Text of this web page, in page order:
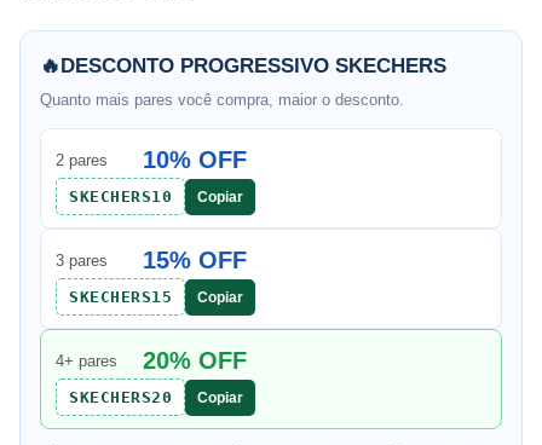
🔥DESCONTO PROGRESSIVO SKECHERS
Quanto mais pares você compra, maior o desconto.
2 pares 10% OFF
SKECHERS10 Copiar
3 pares 15% OFF
SKECHERS15 Copiar
4+ pares 20% OFF
SKECHERS20 Copiar